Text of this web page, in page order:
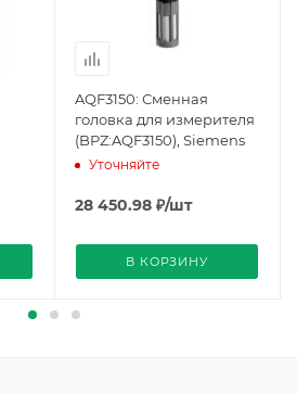
AQF3150: Сменная
головка для измерителя
(BPZ:AQF3150), Siemens
Уточняйте
28 450.98 ₽/шт
В КОРЗИНУ